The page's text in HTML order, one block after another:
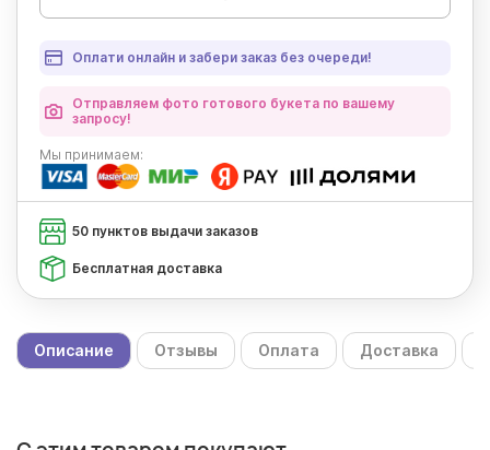
Оплати онлайн и забери заказ без очереди!
Отправляем фото готового букета по вашему
запросу!
Мы принимаем:
50 пунктов выдачи заказов
Бесплатная доставка
Описание Отзывы Оплата Доставка